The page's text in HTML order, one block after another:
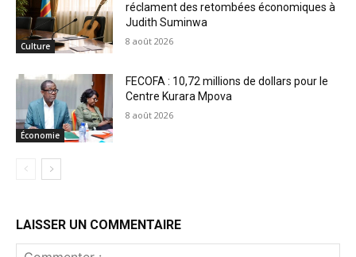
Culture
réclament des retombées économiques à
Judith Suminwa
8 août 2026
Économie
FECOFA : 10,72 millions de dollars pour le
Centre Kurara Mpova
8 août 2026
LAISSER UN COMMENTAIRE